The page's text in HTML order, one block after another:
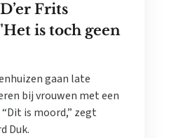
Frits
is toch geen
gaan late
bij vrouwen met een
“Dit is moord,” zegt
Duk.